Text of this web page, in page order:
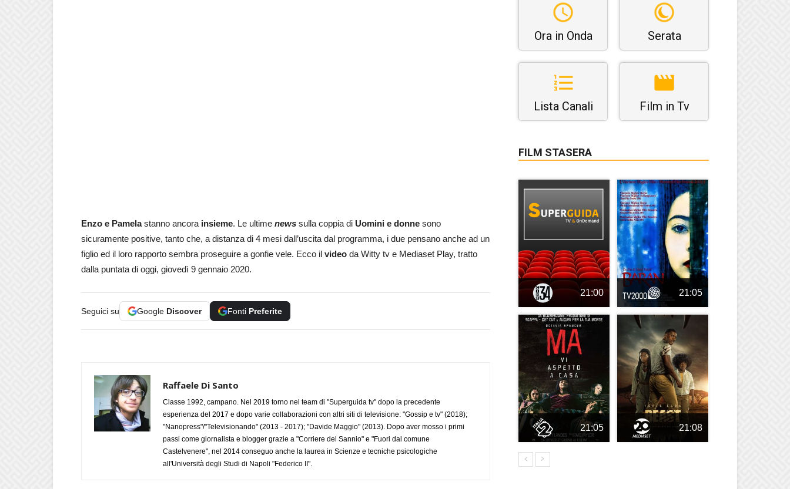
Enzo e Pamelastanno ancora insieme. Le ultime news sulla coppia di Uomini e donne sono
sicuramente positive, tanto che, a distanza di 4 mesi dall’uscita dal programma, i due pensano anche ad un
figlio ed il loro rapporto sembra proseguire a gonfie vele. Ecco il video da Witty tv e Mediaset Play, tratto
dalla puntata di oggi, giovedì 9 gennaio 2020.
Seguici su Google Discover Fonti Preferite
Raffaele Di Santo
Classe 1992, campano. Nel 2019 torno nel team di "Superguida tv" dopo la precedente
esperienza del 2017 e dopo varie collaborazioni con altri siti di televisione: "Gossip e tv" (2018);
"Nanopress"/"Televisionando" (2013 - 2017); "Davide Maggio" (2013). Dopo aver mosso i primi
passi come giornalista e blogger grazie a "Corriere del Sannio" e "Fuori dal comune
Castelvenere", nel 2014 conseguo anche la laurea in Scienze e tecniche psicologiche
all'Università degli Studi di Napoli "Federico II".
Ora in Onda Serata
Lista Canali Film in Tv
FILM STASERA
21:00 21:05
21:05 21:08